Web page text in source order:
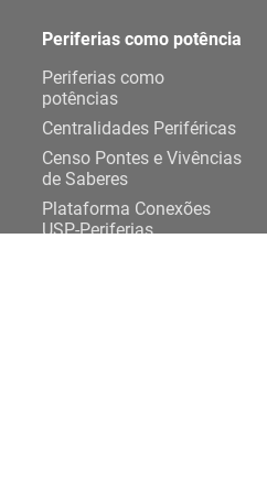
Periferias como potência
Periferias como
potências
Centralidades Periféricas
Censo Pontes e Vivências
de Saberes
Plataforma Conexões
USP-Periferias